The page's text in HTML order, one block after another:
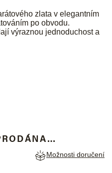
zlata v elegantním
po obvodu.
výraznou jednoduchost a
Možnosti doručení